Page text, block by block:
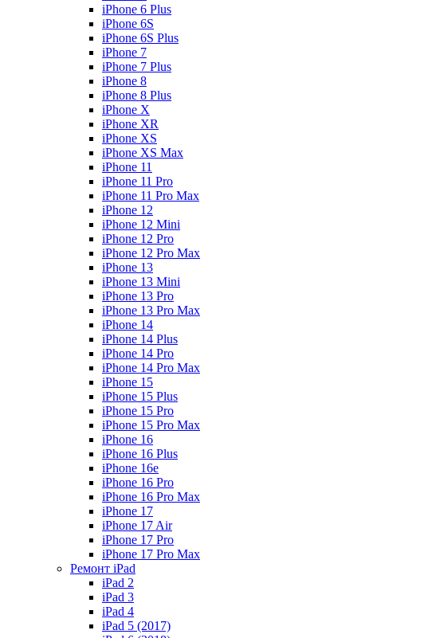
iPhone 6 Plus
iPhone 6S
iPhone 6S Plus
iPhone 7
iPhone 7 Plus
iPhone 8
iPhone 8 Plus
iPhone X
iPhone XR
iPhone XS
iPhone XS Max
iPhone 11
iPhone 11 Pro
iPhone 11 Pro Max
iPhone 12
iPhone 12 Mini
iPhone 12 Pro
iPhone 12 Pro Max
iPhone 13
iPhone 13 Mini
iPhone 13 Pro
iPhone 13 Pro Max
iPhone 14
iPhone 14 Plus
iPhone 14 Pro
iPhone 14 Pro Max
iPhone 15
iPhone 15 Plus
iPhone 15 Pro
iPhone 15 Pro Max
iPhone 16
iPhone 16 Plus
iPhone 16e
iPhone 16 Pro
iPhone 16 Pro Max
iPhone 17
iPhone 17 Air
iPhone 17 Pro
iPhone 17 Pro Max
Ремонт iPad
iPad 2
iPad 3
iPad 4
iPad 5 (2017)